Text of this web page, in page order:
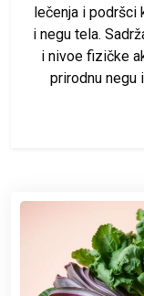
lečenja i podršci
i negu tela.
i nivoe fizičke
prirodnu negu